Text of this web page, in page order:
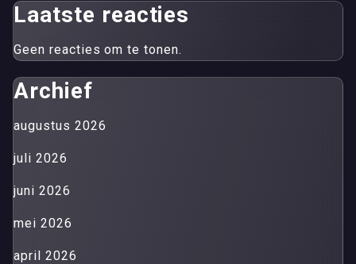
Laatste reacties
Geen reacties om te tonen.
Archief
augustus 2026
juli 2026
juni 2026
mei 2026
april 2026